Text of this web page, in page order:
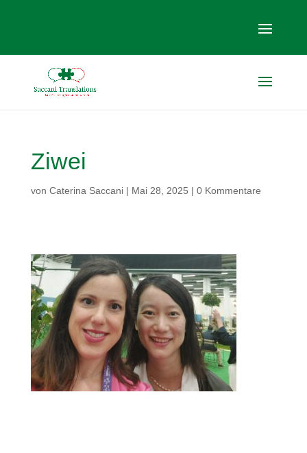
Ziwei
von Caterina Saccani| Mai 28, 2025 | 0 Kommentare